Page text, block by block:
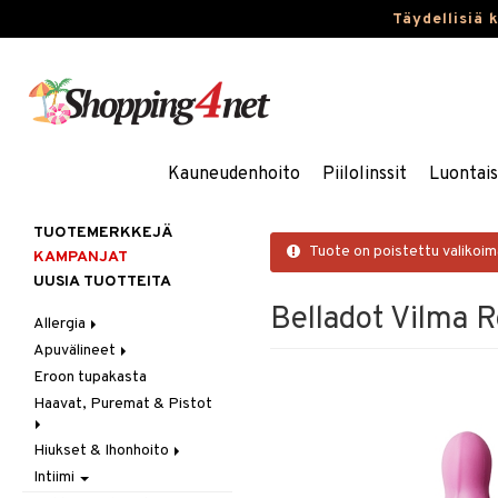
Täydellisiä
Kauneudenhoito Piilolinssit
Tuote on poistettu
Belladot Vilma
TUOTEMERKKEJÄ
KAMPANJAT
UUSIA TUOTTEITA
Allergia
Nenäsuihkeet
Silmätipat
Apuvälineet
Hygienia
Kävely & Seisominen
Saa kiinni & Ylety
Eroon tupakasta
Haavat, Puremat & Pistot
Ensiapu
Haavat
Hiukset & Ihonhoito
Erityistuotteet
Intiimi